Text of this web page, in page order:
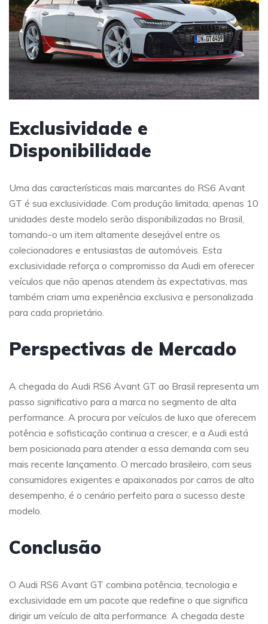
Exclusividade e
Disponibilidade
Uma das características mais marcantes do RS6 Avant
GT é sua exclusividade. Com produção limitada, apenas 10
unidades deste modelo serão disponibilizadas no Brasil,
tornando-o um item altamente desejável entre os
colecionadores e entusiastas de automóveis. Esta
exclusividade reforça o compromisso da Audi em oferecer
veículos que não apenas atendem às expectativas, mas
também criam uma experiência exclusiva e personalizada
para cada proprietário.
Perspectivas de Mercado
A chegada do Audi RS6 Avant GT ao Brasil representa um
passo significativo para a marca no segmento de alta
performance. A procura por veículos de luxo que oferecem
potência e sofisticação continua a crescer, e a Audi está
bem posicionada para atender a essa demanda com seu
mais recente lançamento. O mercado brasileiro, com seus
consumidores exigentes e apaixonados por carros de alto
desempenho, é o cenário perfeito para o sucesso deste
modelo.
Conclusão
O Audi RS6 Avant GT combina potência, tecnologia e
exclusividade em um pacote que redefine o que significa
dirigir um veículo de alta performance. A chegada deste